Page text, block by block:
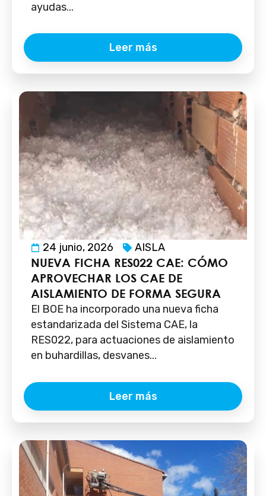
ayudas...
Leer más
24 junio, 2026 AISLA
NUEVA FICHA RES022 CAE: CÓMO
APROVECHAR LOS CAE DE
AISLAMIENTO DE FORMA SEGURA
El BOE ha incorporado una nueva ficha
estandarizada del Sistema CAE, la
RES022, para actuaciones de aislamiento
en buhardillas, desvanes...
Leer más